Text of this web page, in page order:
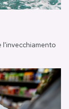
l'invecchiamento